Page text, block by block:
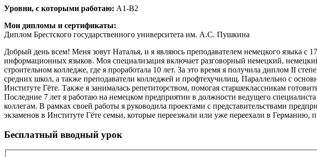
Уровни, с которыми работаю: А1-В2
Мои дипломы и сертификаты:
Диплом Брестского государственного университета им. А.С. Пушкина
Добрый день всем! Меня зовут Наталья, и я являюсь преподавателем немецкого языка с
информационных языков. Моя специализация включает разговорный немецкий,
строительном колледже, где я проработала 10 лет. За это время я получила диплом II
средних школ, а также преподаватели колледжей и профтехучилищ. Параллельно с
Институте Гёте. Также я занималась репетиторством, помогая старшеклассникам
Последние 7 лет я работаю на немецком предприятии в должности ведущего
коллегам. В рамках своей работы я руководила проектами с представительствами
экзаменов в Институте Гёте семьи, которые переезжали или уже переехали в Германию,
Бесплатный вводный урок